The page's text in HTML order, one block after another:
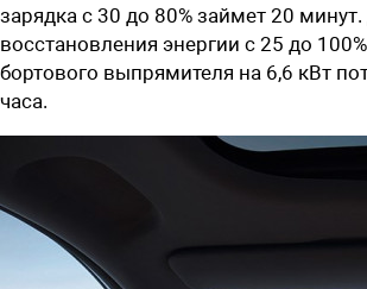
зарядка с 30 до 80% займет 20
восстановления энергии с 25 до
бортового выпрямителя на 6,6 кВт
часа.